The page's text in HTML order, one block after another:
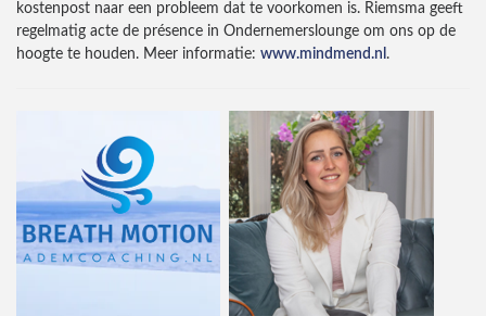
kostenpost naar een probleem dat te voorkomen is. Riemsma geeft
regelmatig acte de présence in Ondernemerslounge om ons op de
hoogte te houden. Meer informatie: www.mindmend.nl .